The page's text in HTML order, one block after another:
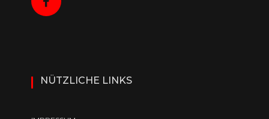
NÜTZLICHE LINKS